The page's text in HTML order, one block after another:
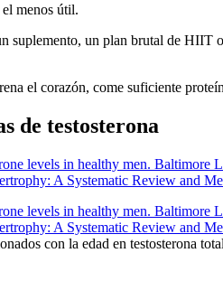
menos útil.
suplemento, un plan brutal de
el corazón, come suficiente
de testosterona
levels in healthy men. Baltimore
A Systematic Review and
levels in healthy men. Baltimore
A Systematic Review and
con la edad en testosterona